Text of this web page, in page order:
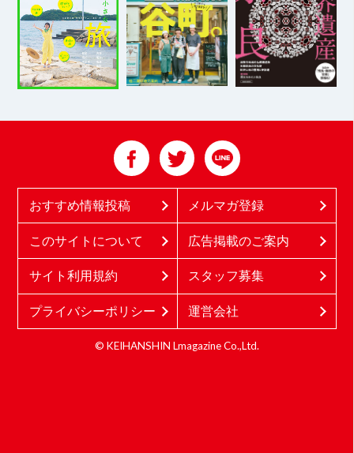
おすすめ情報投稿 メルマガ登録
このサイトについて 広告掲載のご案内
サイト利用規約 スタッフ募集
プライバシーポリシー 運営会社
© KEIHANSHIN Lmagazine Co.,Ltd.